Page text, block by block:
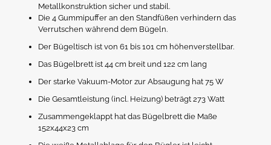
Metallkonstruktion sicher und stabil.
Die 4 Gummipuffer an den Standfüßen verhindern das
Verrutschen während dem Bügeln.
Der Bügeltisch ist von 61 bis 101 cm höhenverstellbar.
Das Bügelbrett ist 44 cm breit und 122 cm lang
Der starke Vakuum-Motor zur Absaugung hat 75 W
Die Gesamtleistung (incl. Heizung) beträgt 273 Watt
Zusammengeklappt hat das Bügelbrett die Maße
152x44x23 cm